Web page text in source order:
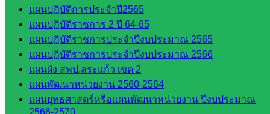
แผนปฏิบัติการประจำปี2565
แผนปฏิบัติราชการ 2 ปี 64-65
แผนปฏิบัติราชการประจำปีงบประมาณ 2565
แผนปฏิบัติราชการประจำปีงบประมาณ 2566
แผนผัง สพป.สระแก้ว เขต 2
แผนพัฒนาหน่วยงาน 2560-2564
แผนยุทธศาสตร์หรือแผนพัฒนาหน่วยงาน ปีงบประมาณ
2566-2570
ติดตาม
และประ
เมินผลฯ
::: ©2021 sakarea2.go.th. All rights reserved. Design By SK2 ICT
TEAM :::